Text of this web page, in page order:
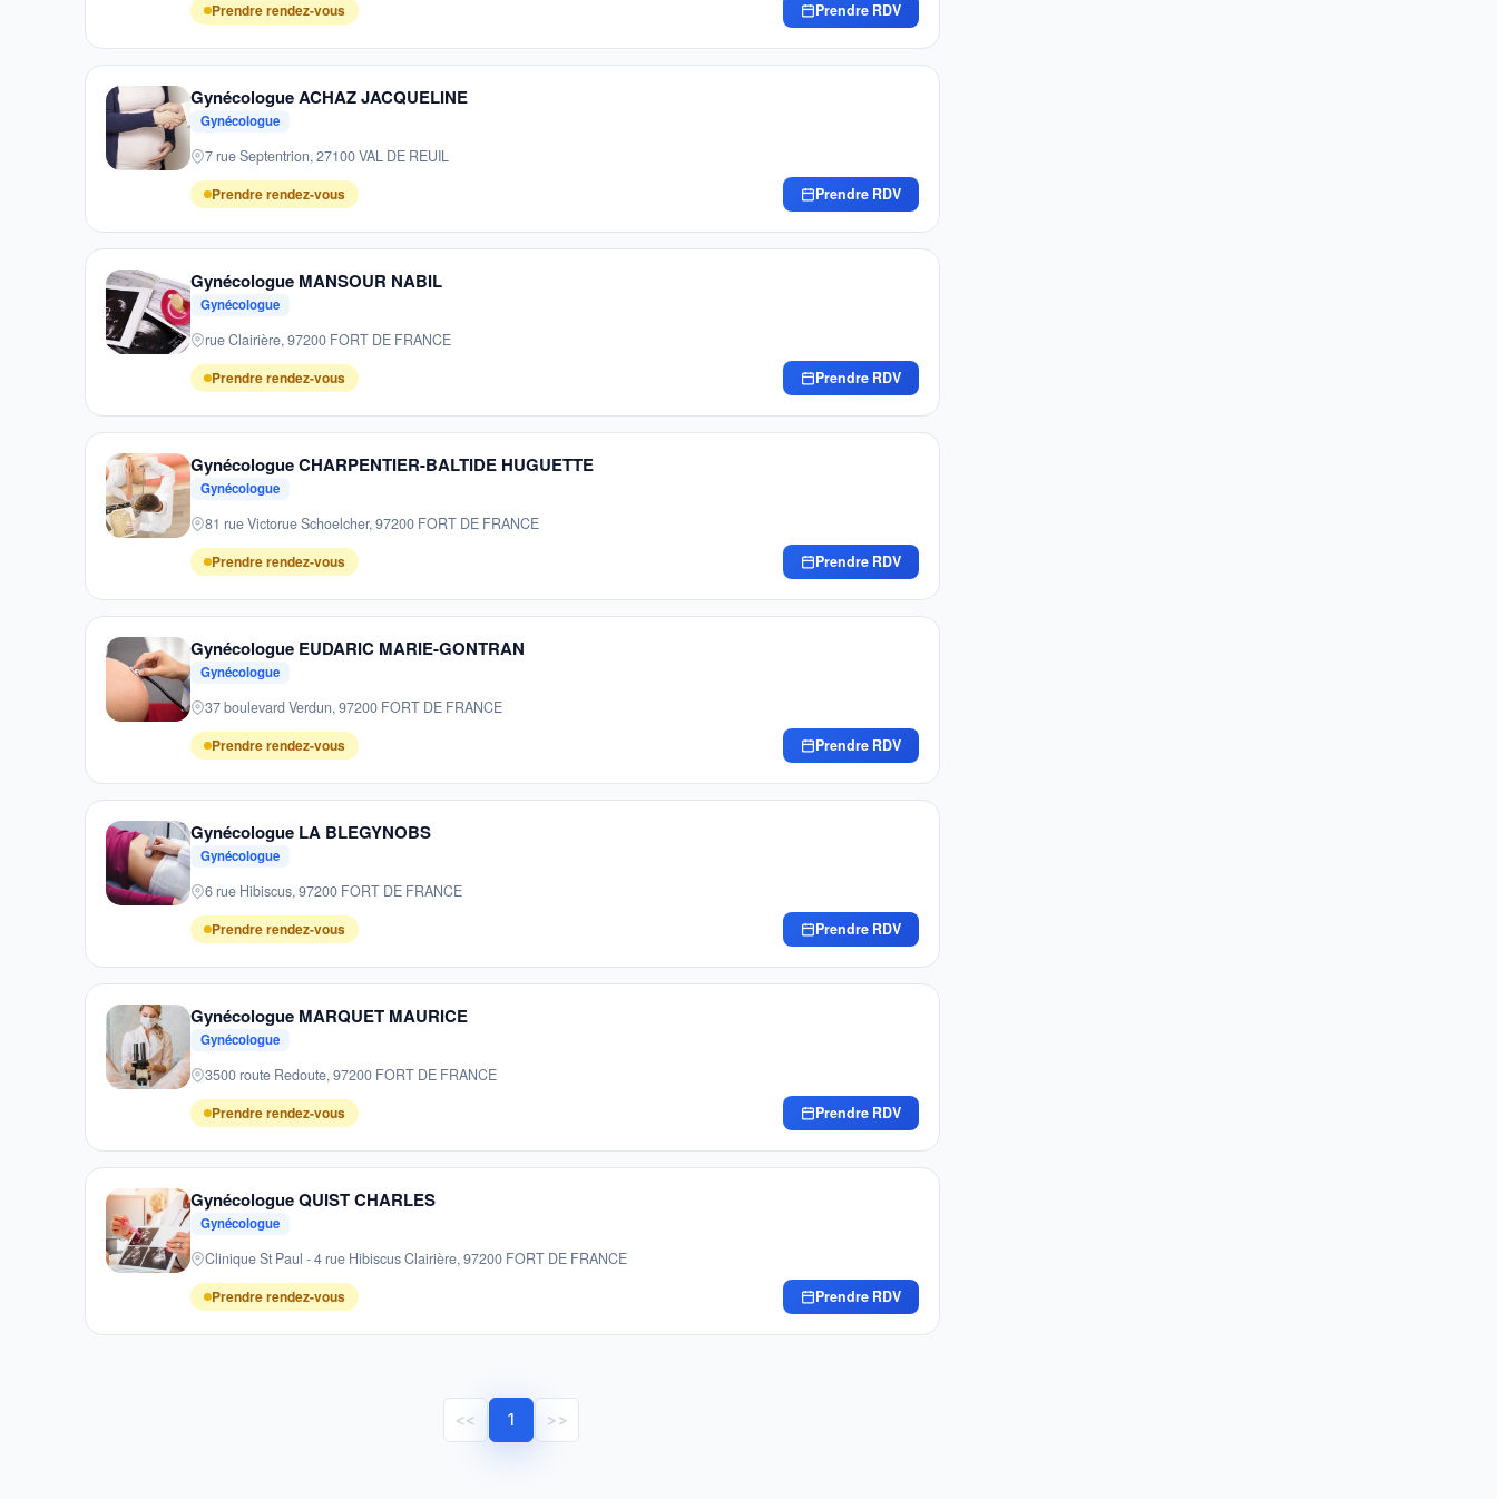
Prendre rendez-vous
Prendre RDV
Gynécologue ACHAZ JACQUELINE
Gynécologue
7 rue Septentrion, 27100 VAL DE REUIL
Prendre rendez-vous
Prendre RDV
Gynécologue MANSOUR NABIL
Gynécologue
rue Clairière, 97200 FORT DE FRANCE
Prendre rendez-vous
Prendre RDV
Gynécologue CHARPENTIER-BALTIDE HUGUETTE
Gynécologue
81 rue Victorue Schoelcher, 97200 FORT DE FRANCE
Prendre rendez-vous
Prendre RDV
Gynécologue EUDARIC MARIE-GONTRAN
Gynécologue
37 boulevard Verdun, 97200 FORT DE FRANCE
Prendre rendez-vous
Prendre RDV
Gynécologue LA BLEGYNOBS
Gynécologue
6 rue Hibiscus, 97200 FORT DE FRANCE
Prendre rendez-vous
Prendre RDV
Gynécologue MARQUET MAURICE
Gynécologue
3500 route Redoute, 97200 FORT DE FRANCE
Prendre rendez-vous
Prendre RDV
Gynécologue QUIST CHARLES
Gynécologue
Clinique St Paul - 4 rue Hibiscus Clairière, 97200 FORT DE FRANCE
Prendre rendez-vous
Prendre RDV
<< 1 >>